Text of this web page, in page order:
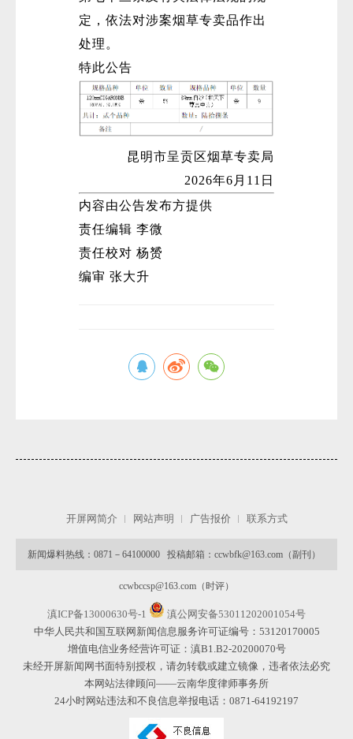
定，依法对涉案烟草专卖品作出
处理。
特此公告
昆明市呈贡区烟草专卖局
2026年6月11日
内容由公告发布方提供
责任编辑 李微
责任校对 杨赟
编审 张大升
开屏网简介 网站声明 广告报价 联系方式
新闻爆料热线：0871－64100000 投稿邮箱：ccwbfk@163.com（副刊）
ccwbccsp@163.com（时评）
滇ICP备13000630号-1
滇公网安备53011202001054号
中华人民共和国互联网新闻信息服务许可证编号：53120170005
增值电信业务经营许可证：滇B1.B2-20200070号
未经开屏新闻网书面特别授权，请勿转载或建立镜像，违者依法必究
本网站法律顾问——云南华度律师事务所
24小时网站违法和不良信息举报电话：0871-64192197